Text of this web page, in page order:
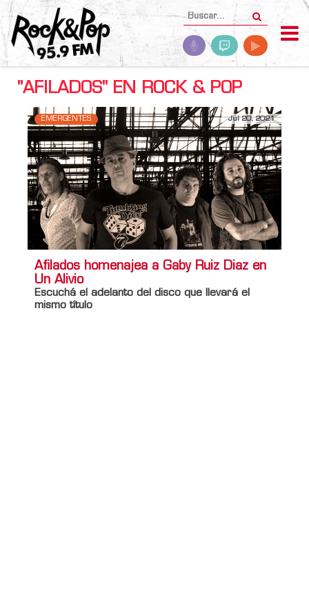
"AFILADOS" EN ROCK & POP
EMERGENTES Jul 20, 2021
Afilados homenajea a Gaby Ruiz Diaz en
Un Alivio
Escuchá el adelanto del disco que llevará el
mismo título